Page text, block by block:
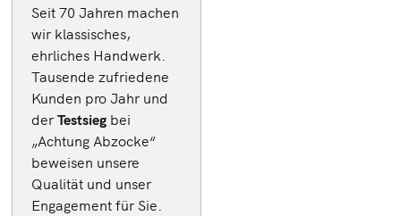
Seit 70 Jahren machen
wir klassisches,
ehrliches Handwerk.
Tausende zufriedene
Kunden pro Jahr und
derTestsieg bei
„Achtung Abzocke“
beweisen unsere
Qualität und unser
Engagement für Sie.